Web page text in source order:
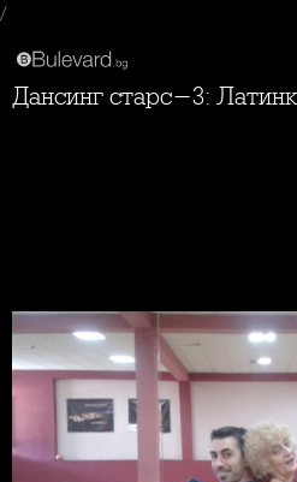
/
Дансинг старс-3: